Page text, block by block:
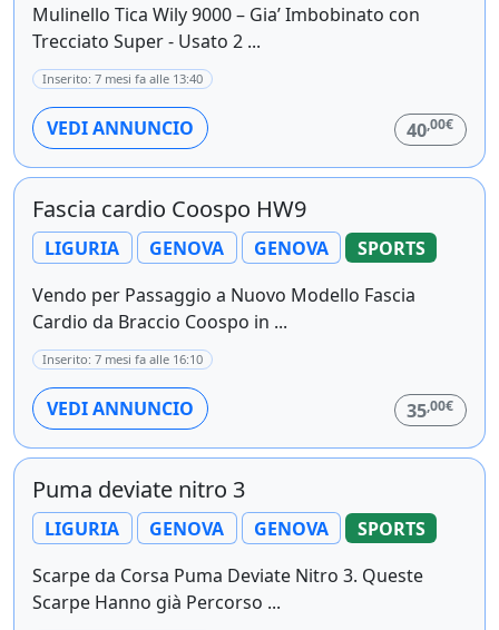
Mulinello Tica Wily 9000 – Gia’ Imbobinato con
Trecciato Super - Usato 2 ...
Inserito: 7 mesi fa alle 13:40
VEDI ANNUNCIO 40,00€
Fascia cardio Coospo HW9
LIGURIA GENOVA GENOVA
SPORTS
Vendo per Passaggio a Nuovo Modello Fascia
Cardio da Braccio Coospo in ...
Inserito: 7 mesi fa alle 16:10
VEDI ANNUNCIO 35,00€
Puma deviate nitro 3
LIGURIA GENOVA GENOVA
SPORTS
Scarpe da Corsa Puma Deviate Nitro 3. Queste
Scarpe Hanno già Percorso ...